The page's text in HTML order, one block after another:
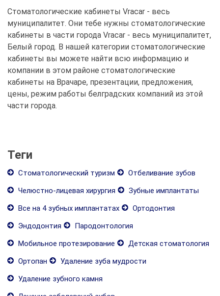
Стоматологические кабинеты Vracar - весь
муниципалитет. Они тебе нужны стоматологические
кабинеты в части города Vracar - весь муниципалитет,
Белый город. В нашей категории стоматологические
кабинеты вы можете найти всю информацию и
компании в этом районе стоматологические
кабинеты на Врачаре, презентации, предложения,
цены, режим работы белградских компаний из этой
части города.
Теги
Стоматологический туризм
Отбеливание зубов
Челюстно-лицевая хирургия
Зубные имплантаты
Все на 4 зубных имплантатах
Ортодонтия
Эндодонтия
Пародонтология
Мобильное протезирование
Детская стоматология
Ортопан
Удаление зуба мудрости
Удаление зубного камня